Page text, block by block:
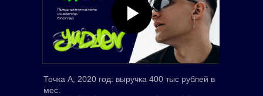
Точка А, 2020 год: выручка 400 тыс рублей в
мес.